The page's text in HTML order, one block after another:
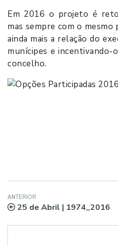
Em 2016 o projeto é
mas sempre com o
ainda mais a relação do
munícipes e incentivando-
concelho.
ANTERIOR
25 de Abril | 1974_2016